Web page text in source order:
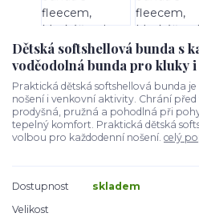
Dětská softshellová bunda s
voděodolná bunda pro kluky
Praktická dětská softshellová bunda
nošení i venkovní aktivity. Chrání
prodyšná, pružná a pohodlná při
tepelný komfort. Praktická dětská
volbou pro každodenní nošení. celý
Dostupnost
skladem
Velikost